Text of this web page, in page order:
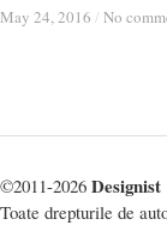
May 24, 2016 / No
May 24, 2016 / No
©2011-2026 Designist
Toate drepturile de